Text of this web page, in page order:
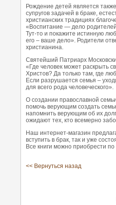
Рождение детей является
супругов задачей в браке,
христианских традициях
«Воспитание — дело родителей
Тут-то и покажите истинную
его – ваше дело». Родители
христианина.
Святейший Патриарх
«Где человек может раскрыть
Христов? Да только там, где
Если разрушается семья –
для всего рода человеческого».
О создании православной
помочь верующим создать
напомнить верующим об их
ожидают тех, кто всемерно
Наш интернет-магазин
вступить в брак, так и уже
Все книги можно приобрести
<< Вернуться назад